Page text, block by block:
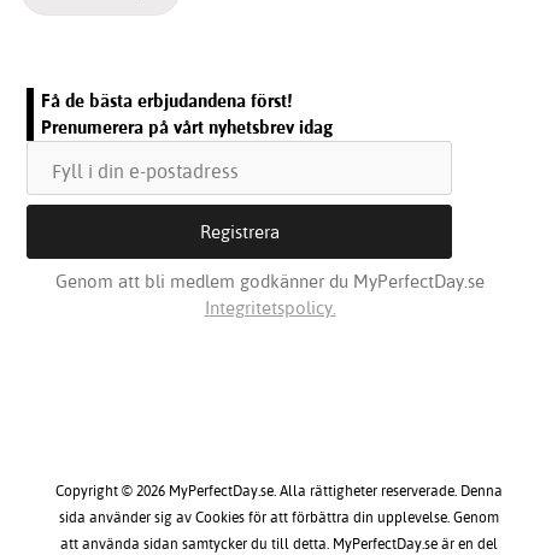
Få de bästa erbjudandena först!
Prenumerera på vårt nyhetsbrev idag
Genom att bli medlem godkänner du MyPerfectDay.se
Integritetspolicy.
Copyright © 2026 MyPerfectDay.se. Alla rättigheter reserverade. Denna
sida använder sig av Cookies för att förbättra din upplevelse. Genom
att använda sidan samtycker du till detta. MyPerfectDay.se är en del